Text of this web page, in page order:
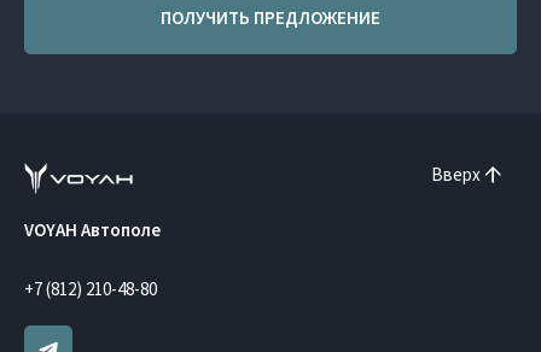
ПОЛУЧИТЬ ПРЕДЛОЖЕНИЕ
Вверх
VOYAH Автополе
+7 (812) 210-48-80